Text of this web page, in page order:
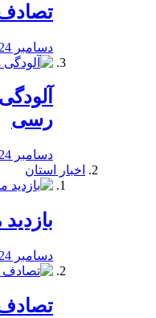
دسامبر 24, 2019
رسی
دسامبر 24, 2019
اخبار استان
دسامبر 24, 2019